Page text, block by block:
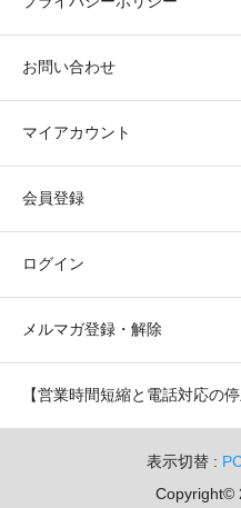
お問い合わせ
マイアカウント
会員登録
ログイン
メルマガ登録・解除
【営業時間短縮と電話対応の停
表示切替 :
Copyright©